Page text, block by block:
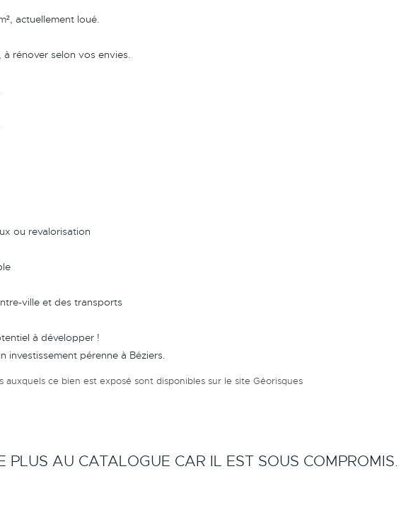
actuellement loué.
à rénover selon vos envies.
ou revalorisation
ville et des transports
à développer !
investissement pérenne à Béziers.
auxquels ce bien est exposé sont disponibles sur le siteGéorisques
PLUS AU CATALOGUE CAR IL EST SOUS COMPROMIS.